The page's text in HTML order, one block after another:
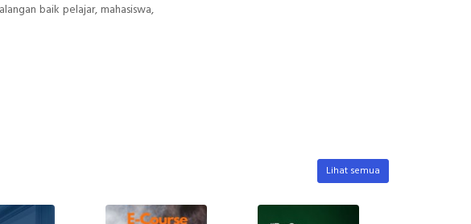
baik pelajar, mahasiswa,
Lihat semua